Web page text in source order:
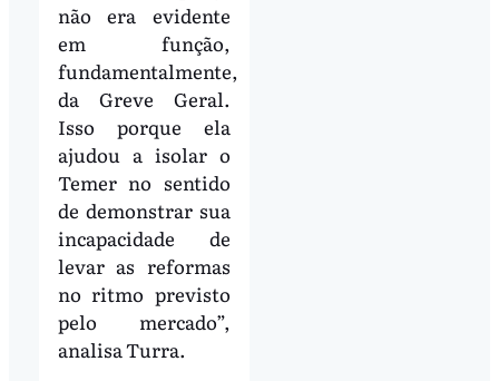
não era evidente
em função,
fundamentalmente,
da Greve Geral.
Isso porque ela
ajudou a isolar o
Temer no sentido
de demonstrar sua
incapacidade de
levar as reformas
no ritmo previsto
pelo mercado”,
analisa Turra.